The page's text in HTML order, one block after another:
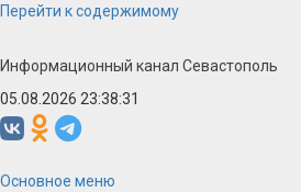
Перейти к содержимому
Информационный канал Севастополь
05.08.2026 23:38:32
Основное меню